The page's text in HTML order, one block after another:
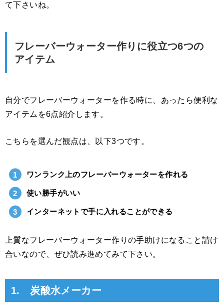
て下さいね。
フレーバーウォーター作りに役立つ6つの
アイテム
自分でフレーバーウォーターを作る時に、あったら便利な
アイテムを6点紹介します。
こちらを選んだ観点は、以下3つです。
ワンランク上のフレーバーウォーターを作れる
使い勝手がいい
インターネットで手に入れることができる
上質なフレーバーウォーター作りの手助けになること請け
合いなので、ぜひ読み進めてみて下さい。
1. 炭酸水メーカー